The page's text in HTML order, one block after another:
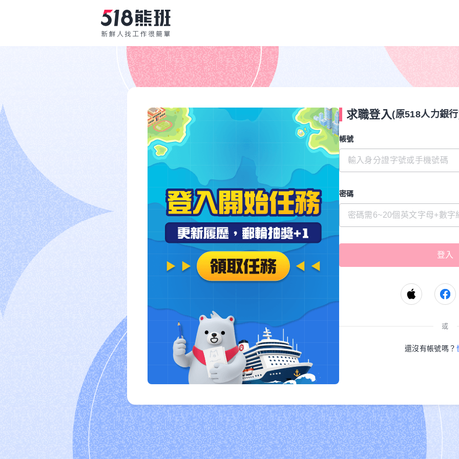
求職登入(原518人力銀
帳號
密碼
或
還沒有帳號嗎？